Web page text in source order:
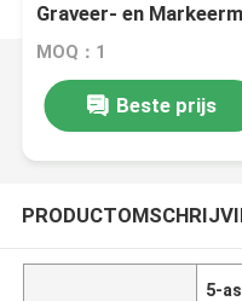
Graveer- en
Sieraden 5-assige
MOQ：1
Beste prijs
5-